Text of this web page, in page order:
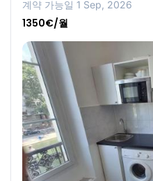
계약 가능일 1 Sep, 2026
1350€/월